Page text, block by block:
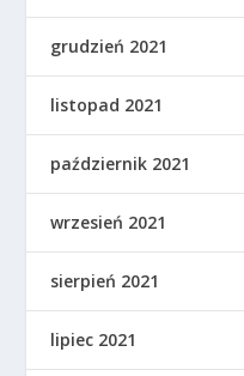
grudzień 2021
listopad 2021
październik 2021
wrzesień 2021
sierpień 2021
lipiec 2021